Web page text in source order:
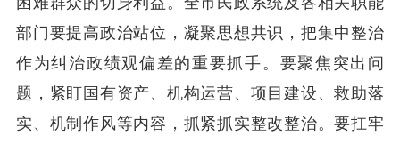
部门要提高政治站位，凝聚思想共识，把集中整治
作为纠治政绩观偏差的重要抓手。要聚焦突出问
题，紧盯国有资产、机构运营、项目建设、救助落
实、机制作风等内容，抓紧抓实整改整治。要扛牢